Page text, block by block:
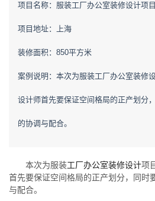
项目名称：服装工厂办公室装修设计项目
项目地址：上海
装修面积：850平方米
案例说明：本次为服装工厂办公室装修
设计师首先要保证空间格局的正产划分
的协调与配合。
本次为服装工厂办公室装修设计项
首先要保证空间格局的正产划分，同时
与配合。